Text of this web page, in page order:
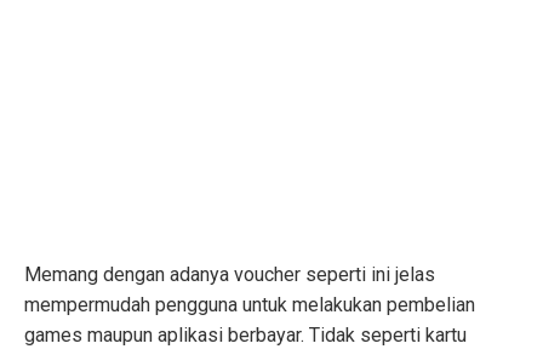
Memang dengan adanya voucher seperti ini jelas
mempermudah pengguna untuk melakukan pembelian
games maupun aplikasi berbayar. Tidak seperti kartu